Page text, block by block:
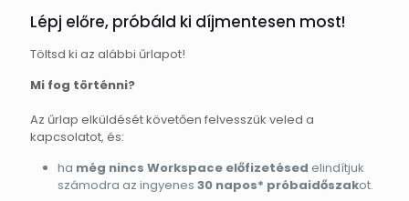
Lépj előre, próbáld ki díjmentesen most!
Töltsd ki az alábbi űrlapot!
Mi fog történni?
Az űrlap elküldését követően felvesszük veled a
kapcsolatot, és:
ha még nincs Workspace előfizetésed elindítjuk
számodra az ingyenes 30 napos* próbaidőszakot.